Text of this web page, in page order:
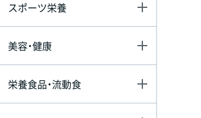
スポーツ栄養
美容・健康
栄養食品・流動食